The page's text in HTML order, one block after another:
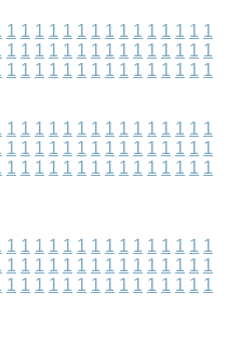
1 1 1 1 1 1 1 1 1 1 1 1 1 1 1
1 1 1 1 1 1 1 1 1 1 1 1 1 1 1
1 1 1 1 1 1 1 1 1 1 1 1 1 1 1
1 1 1 1 1 1 1 1 1 1 1 1 1 1 1
1 1 1 1 1 1 1 1 1 1 1 1 1 1 1
1 1 1 1 1 1 1 1 1 1 1 1 1 1 1
1 1 1 1 1 1 1 1 1 1 1 1 1 1 1
1 1 1 1 1 1 1 1 1 1 1 1 1 1 1
1 1 1 1 1 1 1 1 1 1 1 1 1 1 1